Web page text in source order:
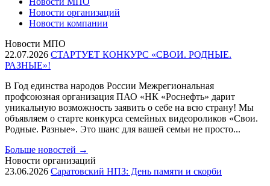
Новости организаций
Новости компании
Новости МПО
22.07.2026 СТАРТУЕТ КОНКУРС «СВОИ. РОДНЫЕ.
РАЗНЫЕ»!
В Год единства народов России Межрегиональная
профсоюзная организация ПАО «НК «Роснефть» дарит
уникальную возможность заявить о себе на всю страну! Мы
объявляем о старте конкурса семейных видеороликов «Свои.
Родные. Разные». Это шанс для вашей семьи не просто...
Больше новостей →
Новости организаций
23.06.2026 Саратовский НПЗ: День памяти и скорби